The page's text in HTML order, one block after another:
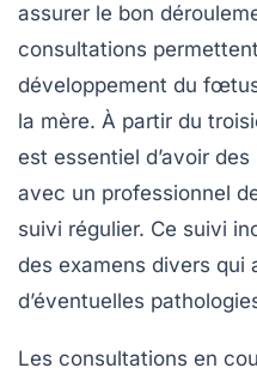
assurer le bon
consultations
développement du
la mère. À partir du
est essentiel d’avoir
avec un professionnel
suivi régulier. Ce suivi
des examens divers qui
d’éventuelles
Les consultations en